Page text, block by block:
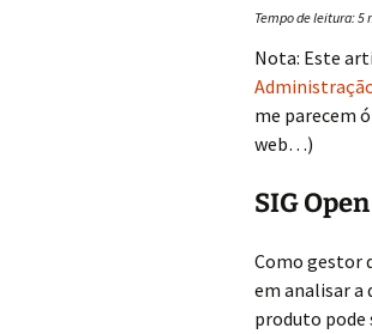
Tempo de leitura:5
Nota: Este
me parecem
web…)
SIG
Como gestor
em analisar a
produto pode